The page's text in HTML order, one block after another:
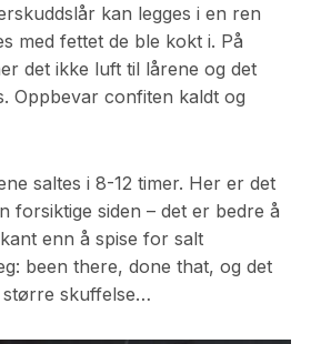
kan legges i en ren
med fettet de ble kokt i. På
det ikke luft til lårene og det
Oppbevar confiten kaldt og
saltes i 8-12 timer. Her er det
forsiktige siden – det er bedre å
enn å spise for salt
been there, done that, og det
større skuffelse…